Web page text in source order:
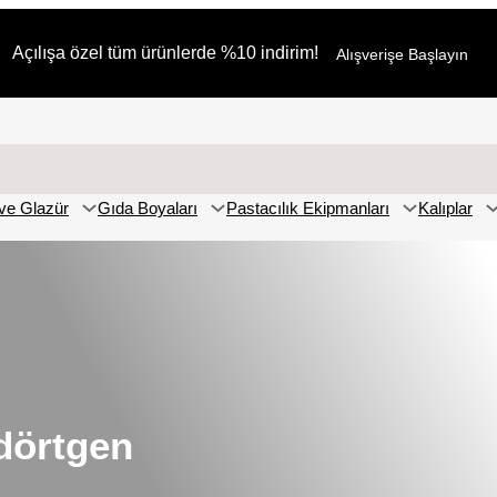
Açılışa özel tüm ürünlerde %10 indirim! Alışverişe Başlayın
Glazür Gıda Boyaları Pastacılık Ekipmanları Kalıplar